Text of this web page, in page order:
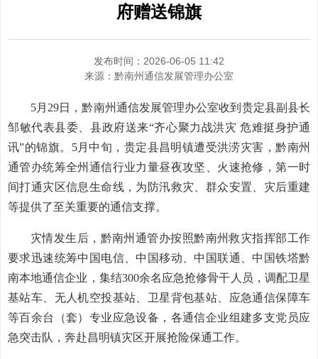
府赠送锦旗
发布时间：2026-06-05 11:42
来源： 黔南州通信发展管理办公室
5月29日，黔南州通信发展管理办公室收到贵定县副县长
邹敏代表县委、县政府送来“齐心聚力战洪灾 危难挺身护通
讯”的锦旗。5月中旬，贵定县昌明镇遭受洪涝灾害，黔南州
通管办统筹全州通信行业力量昼夜攻坚、火速抢修，第一时
间打通灾区信息生命线，为防汛救灾、群众安置、灾后重建
等提供了至关重要的通信支撑。
灾情发生后，黔南州通管办按照黔南州救灾指挥部工作
要求迅速统筹中国电信、中国移动、中国联通、中国铁塔黔
南本地通信企业，集结300余名应急抢修骨干人员，调配卫星
基站车、无人机空投基站、卫星背包基站、应急通信保障车
等百余台（套）专业应急设备，各通信企业组建多支党员应
急突击队，奔赴昌明镇灾区开展抢险保通工作。